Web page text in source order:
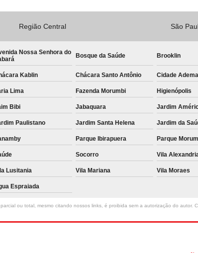
Região Central São
Nossa Senhora do
Bosque da Saúde Brooklin
Kablin Chácara Santo Antônio Cidade
Lima Fazenda Morumbi Higienópolis
Bibi Jabaquara Jardim
Paulistano Jardim Santa Helena Jardim da
Parque Ibirapuera Parque
Socorro Vila
Lusitania Vila Mariana Vila Moraes
Espraiada
ou total, mesmo citando nossos links, é proibida sem a autorização do autor.